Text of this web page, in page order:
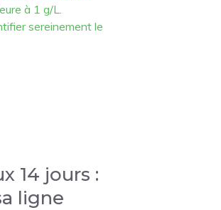
à 1 g/L.
sereinement le
14 jours :
ligne